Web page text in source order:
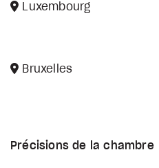
Luxembourg
Bruxelles
Précisions de la chambre